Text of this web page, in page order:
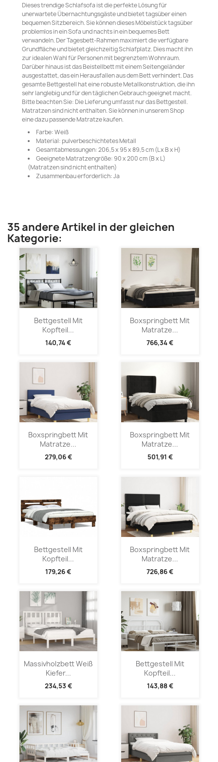
Dieses trendige Schlafsofa ist die perfekte Lösung für
unerwartete Übernachtungsgäste und bietet tagsüber einen
bequemen Sitzbereich. Sie können dieses Möbelstück tagsüber
problemlos in ein Sofa und nachts in ein bequemes Bett
verwandeln. Der Tagesbett-Rahmen maximiert die verfügbare
Grundfläche und bietet gleichzeitig Schlafplatz. Dies macht ihn
zur idealen Wahl für Personen mit begrenztem Wohnraum.
Darüber hinaus ist das Beistellbett mit einem Seitengeländer
ausgestattet, das ein Herausfallen aus dem Bett verhindert. Das
gesamte Bettgestell hat eine robuste Metallkonstruktion, die ihn
sehr langlebig und für den täglichen Gebrauch geeignet macht.
Bitte beachten Sie: Die Lieferung umfasst nur das Bettgestell.
Matratzen sind nicht enthalten. Sie können in unserem Shop
eine dazu passende Matratze kaufen.
Farbe: Weiß
Material: pulverbeschichtetes Metall
Gesamtabmessungen: 206,5 x 95 x 89,5 cm (L x B x H)
Geeignete Matratzengröße: 90 x 200 cm (B x L)
(Matratzen sind nicht enthalten)
Zusammenbau erforderlich: Ja
35 andere Artikel in der gleichen
Kategorie:
Bettgestell Mit
Kopfteil...
140,74 €
Boxspringbett Mit
Matratze...
766,34 €
Boxspringbett Mit
Matratze...
279,06 €
Boxspringbett Mit
Matratze...
501,91 €
Bettgestell Mit
Kopfteil...
179,26 €
Boxspringbett Mit
Matratze...
726,86 €
Massivholzbett Weiß
Kiefer...
234,53 €
Bettgestell Mit
Kopfteil...
143,88 €